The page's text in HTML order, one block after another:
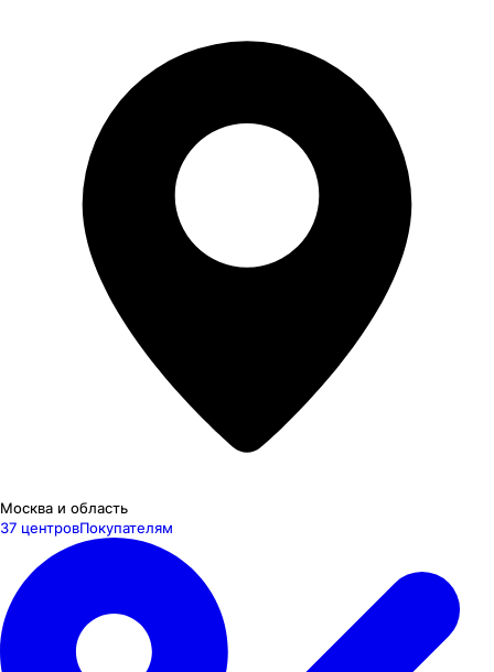
Москва и область
37 центровПокупателям